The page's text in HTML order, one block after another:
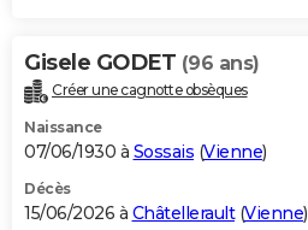
Gisele GODET (96 ans)
Créer une cagnotte obsèques
Naissance
07/06/1930 à Sossais (Vienne)
Décès
15/06/2026 à Châtellerault(Vienne)